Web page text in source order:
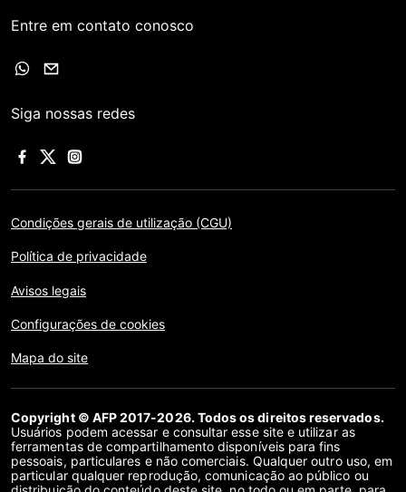
Entre em contato conosco
Siga nossas redes
Condições gerais de utilização (CGU)
Política de privacidade
Avisos legais
Configurações de cookies
Mapa do site
Copyright © AFP 2017-2026. Todos os direitos reservados.
Usuários podem acessar e consultar esse site e utilizar as
ferramentas de compartilhamento disponíveis para fins
pessoais, particulares e não comerciais. Qualquer outro uso, em
particular qualquer reprodução, comunicação ao público ou